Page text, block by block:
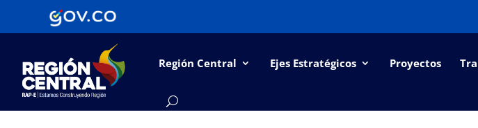
Región Central Ejes Estratégicos Proyectos